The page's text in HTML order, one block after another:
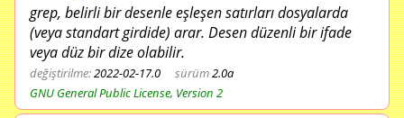
grep, belirli bir desenle eşleşen satırları dosyalarda
(veya standart girdide) arar. Desen düzenli bir ifade
veya düz bir dize olabilir.
değiştirilme:2022-02-17.0 sürüm2.0a
GNU General Public License, Version 2